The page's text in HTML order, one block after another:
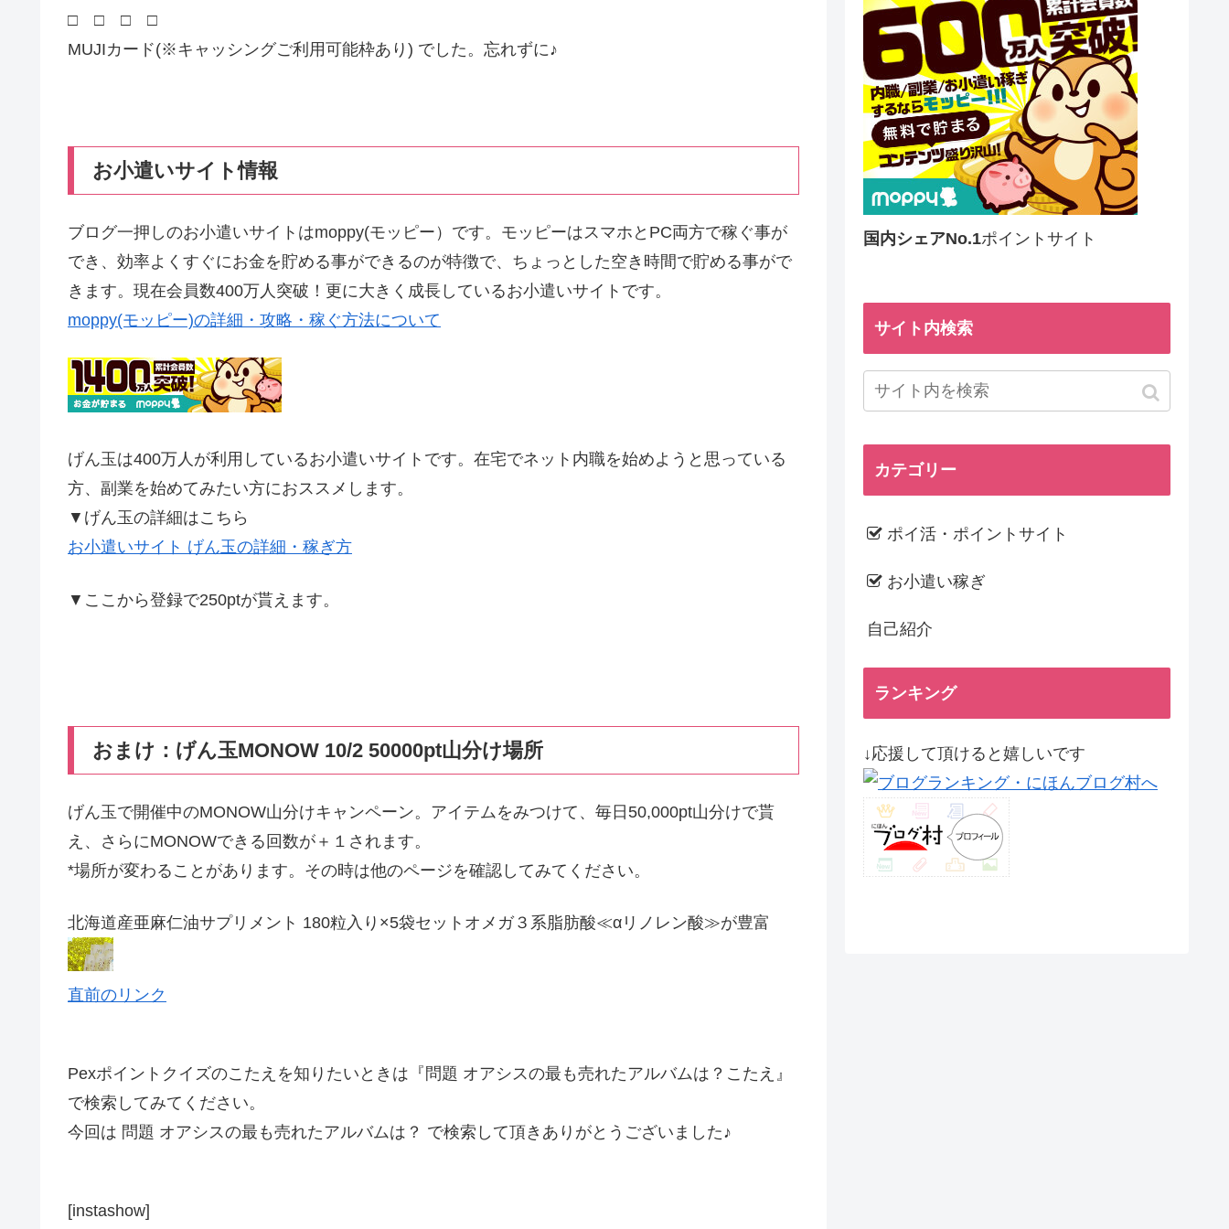
□ □ □ □
MUJIカード(※キャッシングご利用可能枠あり) でした。忘れずに♪
お小遣いサイト情報
ブログ一押しのお小遣いサイトはmoppy(モッピー）です。モッピーはスマホとPC両方で稼ぐ事が
でき、効率よくすぐにお金を貯める事ができるのが特徴で、ちょっとした空き時間で貯める事がで
きます。現在会員数400万人突破！更に大きく成長しているお小遣いサイトです。
moppy(モッピー)の詳細・攻略・稼ぐ方法について
げん玉は400万人が利用しているお小遣いサイトです。在宅でネット内職を始めようと思っている
方、副業を始めてみたい方におススメします。
▼げん玉の詳細はこちら
お小遣いサイト げん玉の詳細・稼ぎ方
▼ここから登録で250ptが貰えます。
おまけ：げん玉MONOW 10/2 50000pt山分け場所
げん玉で開催中のMONOW山分けキャンペーン。アイテムをみつけて、毎日50,000pt山分けで貰
え、さらにMONOWできる回数が＋１されます。
*場所が変わることがあります。その時は他のページを確認してみてください。
北海道産亜麻仁油サプリメント 180粒入り×5袋セットオメガ３系脂肪酸≪αリノレン酸≫が豊富
直前のリンク
Pexポイントクイズのこたえを知りたいときは『問題 オアシスの最も売れたアルバムは？こたえ』
で検索してみてください。
今回は 問題 オアシスの最も売れたアルバムは？ で検索して頂きありがとうございました♪
[instashow]
国内シェアNo.1ポイントサイト
サイト内検索
カテゴリー
ポイ活・ポイントサイト
お小遣い稼ぎ
自己紹介
ランキング
↓応援して頂けると嬉しいです